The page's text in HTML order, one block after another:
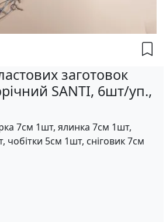
заготовок
SANTI, 6шт/уп.,
7см 1шт, ялинка 7см 1шт,
чобітки 5см 1шт, сніговик 7см